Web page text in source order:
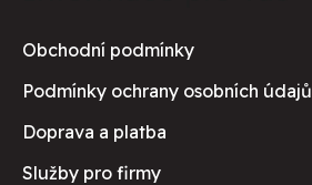
Obchodní podmínky
Podmínky ochrany osobních údajů
Doprava a platba
Služby pro firmy